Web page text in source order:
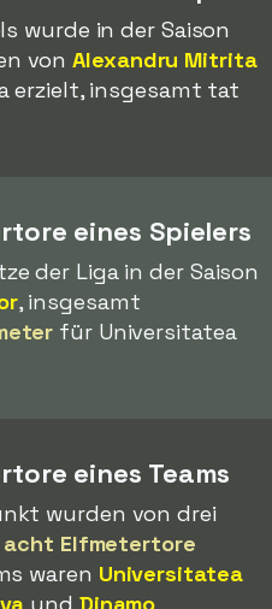
wurde in der Saison
vonAlexandru Mitrita
erzielt, insgesamt tat
eines Spielers
der Liga in der Saison
, insgesamt
für Universitatea
eines Teams
wurden von drei
acht Elfmetertore
waren Universitatea